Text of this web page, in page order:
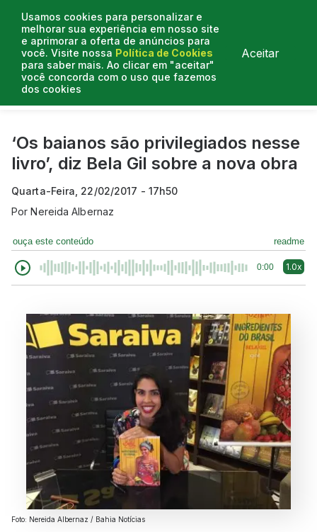
Usamos cookies para personalizar e
melhorar sua experiência em nosso site
e aprimorar a oferta de anúncios para
você. Visite nossa Política de Cookies
para saber mais. Ao clicar em "aceitar"
você concorda com o uso que fazemos
dos cookies
Aceitar
Curtas do Poder
‘Os baianos são privilegiados nesse
livro’, diz Bela Gil sobre a nova obra
Quarta-Feira, 22/02/2017 - 17h50
PorNereida Albernaz
ouça este conteúdo readme
0:00 1.0x
Foto: Nereida Albernaz / Bahia Notícias